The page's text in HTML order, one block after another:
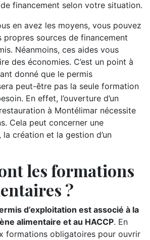
financement selon votre situation.
en avez les moyens, vous pouvez
propres sources de financement
Néanmoins, ces aides vous
des économies. C’est un point à
donné que le permis
peut-être pas la seule formation
En effet, l’ouverture d’un
à Montélimar nécessite
Cela peut concerner une
la création et la gestion d’un
les formations
?
d’exploitation est associé à la
alimentaire et au HACCP. En
formations obligatoires pour ouvrir